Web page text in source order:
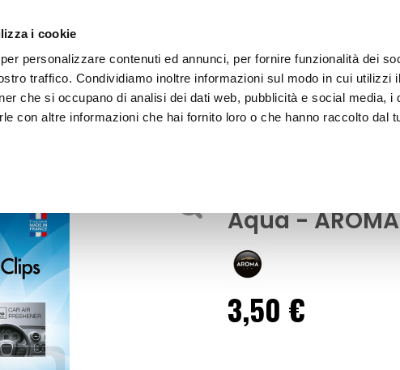
i cookie
personalizzare contenuti ed annunci, per fornire funzionalità dei
traffico. Condividiamo inoltre informazioni sul modo in cui utilizzi
che si occupano di analisi dei dati web, pubblicità e social media, i
con altre informazioni che hai fornito loro o che hanno raccolto dal
Aqua -
3,50 €